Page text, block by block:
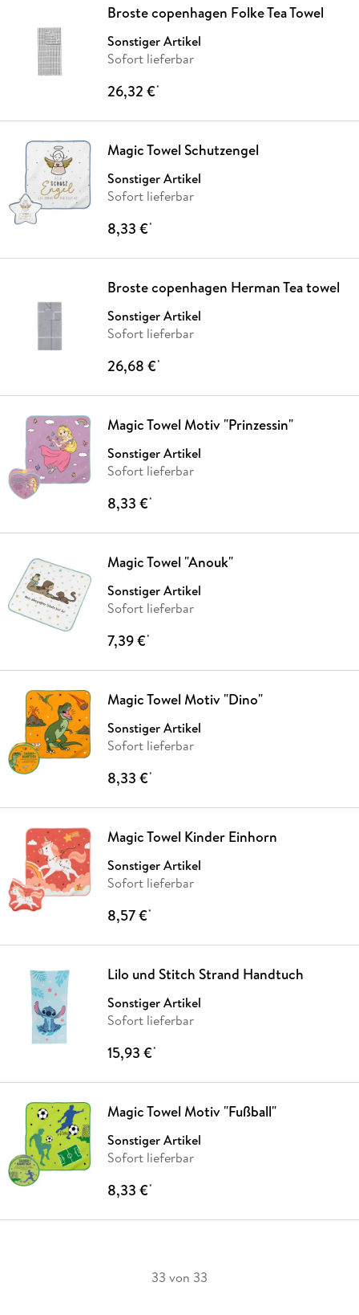
Broste copenhagen Folke Tea Towel
Sonstiger Artikel
Sofort lieferbar
26,32 €*
Magic Towel Schutzengel
Sonstiger Artikel
Sofort lieferbar
8,33 €*
Broste copenhagen Herman Tea towel
Sonstiger Artikel
Sofort lieferbar
26,68 €*
Magic Towel Motiv "Prinzessin"
Sonstiger Artikel
Sofort lieferbar
8,33 €*
Magic Towel "Anouk"
Sonstiger Artikel
Sofort lieferbar
7,39 €*
Magic Towel Motiv "Dino"
Sonstiger Artikel
Sofort lieferbar
8,33 €*
Magic Towel Kinder Einhorn
Sonstiger Artikel
Sofort lieferbar
8,57 €*
Lilo und Stitch Strand Handtuch
Sonstiger Artikel
Sofort lieferbar
15,93 €*
Magic Towel Motiv "Fußball"
Sonstiger Artikel
Sofort lieferbar
8,33 €*
33 von 33